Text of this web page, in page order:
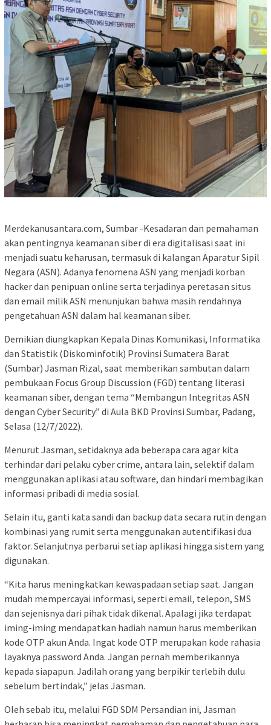
Merdekanusantara.com, Sumbar -Kesadaran dan pemahaman
akan pentingnya keamanan siber di era digitalisasi saat ini
menjadi suatu keharusan, termasuk di kalangan Aparatur Sipil
Negara (ASN). Adanya fenomena ASN yang menjadi korban
hacker dan penipuan online serta terjadinya peretasan situs
dan email milik ASN menunjukan bahwa masih rendahnya
pengetahuan ASN dalam hal keamanan siber.
Demikian diungkapkan Kepala Dinas Komunikasi, Informatika
dan Statistik (Diskominfotik) Provinsi Sumatera Barat
(Sumbar) Jasman Rizal, saat memberikan sambutan dalam
pembukaan Focus Group Discussion (FGD) tentang literasi
keamanan siber, dengan tema “Membangun Integritas ASN
dengan Cyber Security” di Aula BKD Provinsi Sumbar, Padang,
Selasa (12/7/2022).
Menurut Jasman, setidaknya ada beberapa cara agar kita
terhindar dari pelaku cyber crime, antara lain, selektif dalam
menggunakan aplikasi atau software, dan hindari membagikan
informasi pribadi di media sosial.
Selain itu, ganti kata sandi dan backup data secara rutin dengan
kombinasi yang rumit serta menggunakan autentifikasi dua
faktor. Selanjutnya perbarui setiap aplikasi hingga sistem yang
digunakan.
“Kita harus meningkatkan kewaspadaan setiap saat. Jangan
mudah mempercayai informasi, seperti email, telepon, SMS
dan sejenisnya dari pihak tidak dikenal. Apalagi jika terdapat
iming-iming mendapatkan hadiah namun harus memberikan
kode OTP akun Anda. Ingat kode OTP merupakan kode rahasia
layaknya password Anda. Jangan pernah memberikannya
kepada siapapun. Jadilah orang yang berpikir terlebih dulu
sebelum bertindak,” jelas Jasman.
Oleh sebab itu, melalui FGD SDM Persandian ini, Jasman